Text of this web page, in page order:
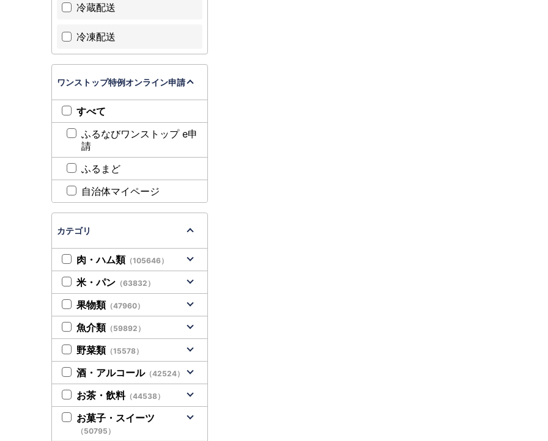
冷蔵配送
冷凍配送
ワンストップ特例オンライン申請
すべて
ふるなびワンストップ e申
請
ふるまど
自治体マイページ
カテゴリ
肉・ハム類 （105646）
米・パン （63832）
果物類 （47960）
魚介類 （59892）
野菜類 （15578）
酒・アルコール（42524）
お茶・飲料（44538）
お菓子・スイーツ
（50795）